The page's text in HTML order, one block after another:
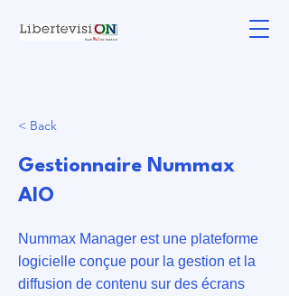
< Back
Gestionnaire Nummax
AIO
Nummax Manager est une plateforme
logicielle conçue pour la gestion et la
diffusion de contenu sur des écrans